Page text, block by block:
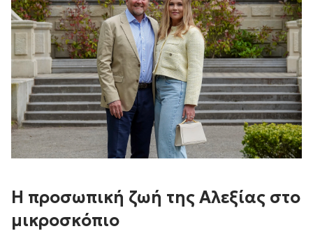
Η προσωπική ζωή της Αλεξίας στο
μικροσκόπιο